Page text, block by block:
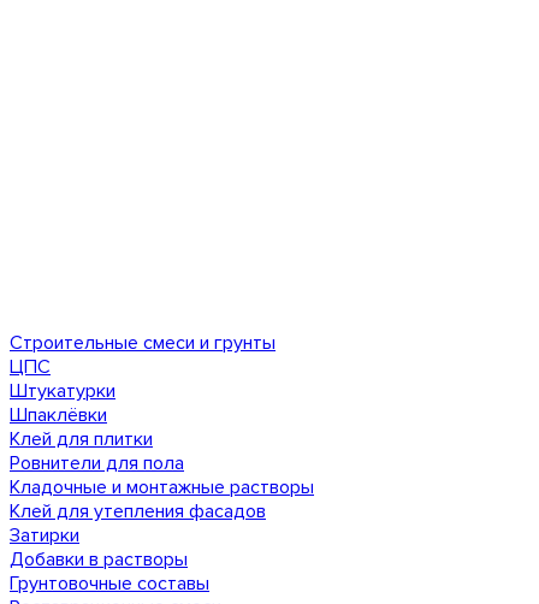
Строительные смеси и грунты
ЦПС
Штукатурки
Шпаклёвки
Клей для плитки
Ровнители для пола
Кладочные и монтажные растворы
Клей для утепления фасадов
Затирки
Добавки в растворы
Грунтовочные составы